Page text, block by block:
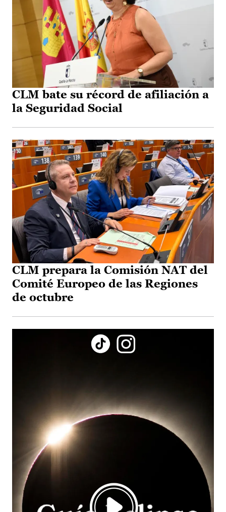
CLM bate su récord de afiliación a
la Seguridad Social
CLM prepara la Comisión NAT del
Comité Europeo de las Regiones
de octubre